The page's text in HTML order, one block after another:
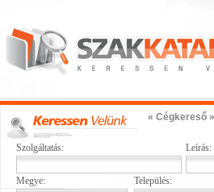
« Cégkereső »
Szolgáltatás: Leírás:
Megye: Település: